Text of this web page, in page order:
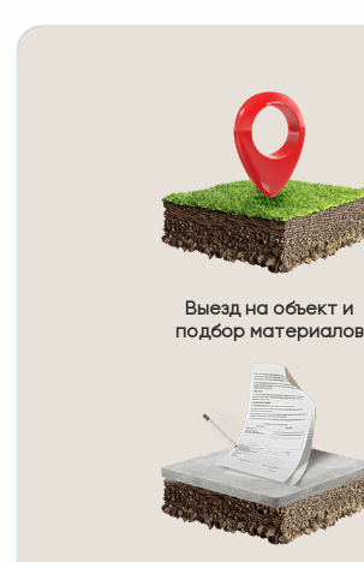
Выезд на объект и
подбор материалов